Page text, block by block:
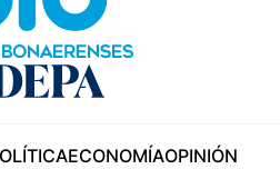
ECONOMÍAOPINIÓN